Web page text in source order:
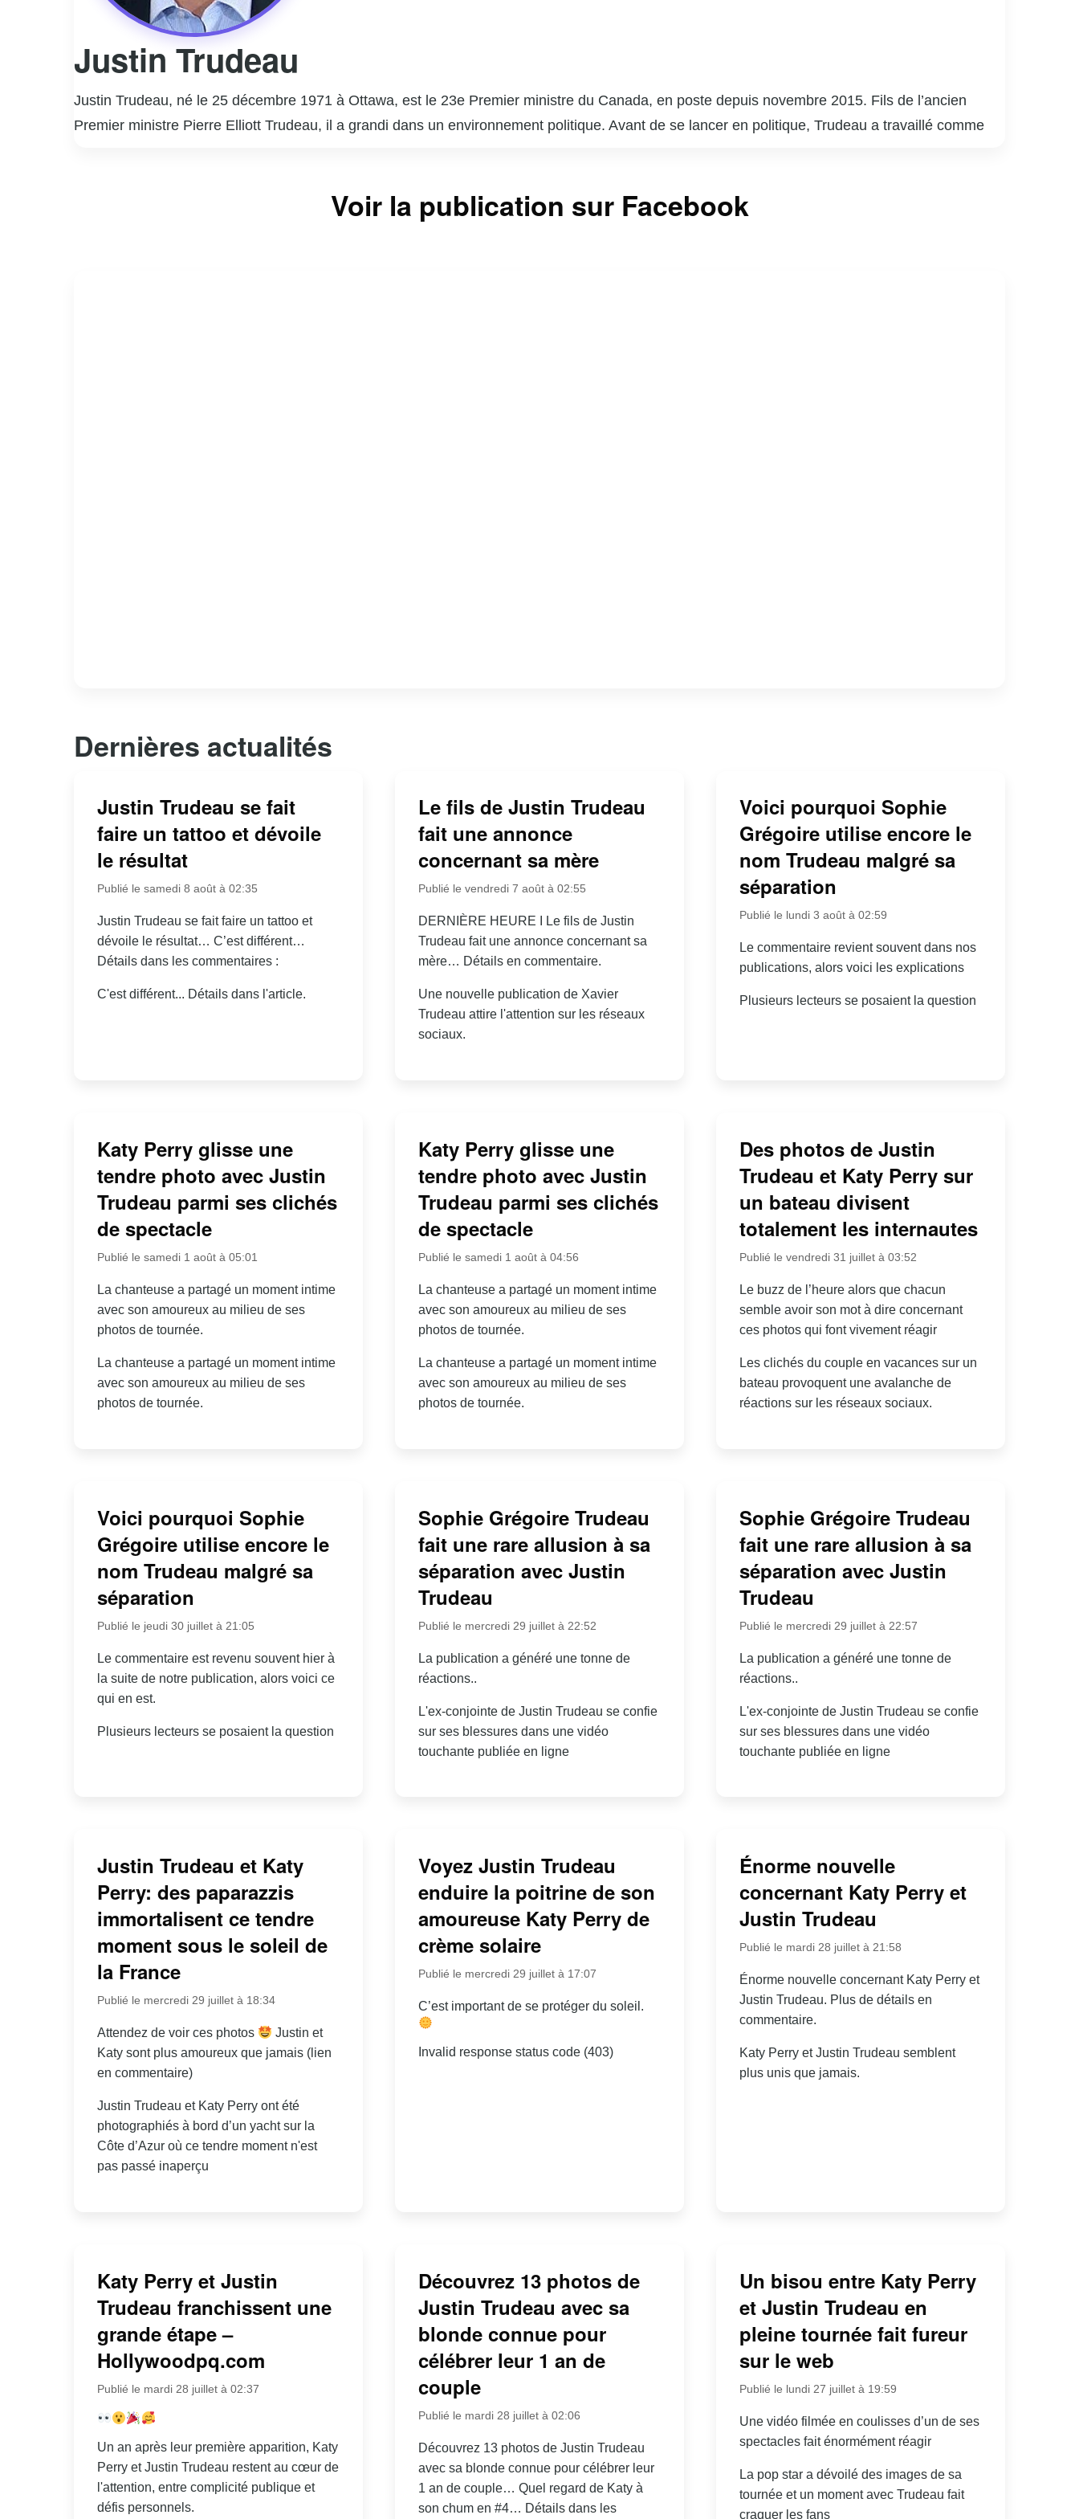
Justin Trudeau
Justin Trudeau, né le 25 décembre 1971 à Ottawa, est le 23e Premier ministre du Canada, en poste depuis novembre 2015. Fils de l’ancien
Premier ministre Pierre Elliott Trudeau, il a grandi dans un environnement politique. Avant de se lancer en politique, Trudeau a travaillé comme
remporté une majorité parlementaire en 2015 et a été réélu en 2019 et 2021, bien que cette fois avec des gouvernements minoritaires. Trudeau
est également connu pour ses politiques en matière de diversité et d’immigration, ainsi que pour son engagement envers les peuples
Voir la publication sur Facebook
Dernières actualités
Justin Trudeau se fait
faire un tattoo et dévoile
le résultat
Publié le samedi 8 août à 02:35
Justin Trudeau se fait faire un tattoo et
dévoile le résultat… C’est différent…
Détails dans les commentaires :
C'est différent... Détails dans l'article.
Le fils de Justin Trudeau
fait une annonce
concernant sa mère
Publié le vendredi 7 août à 02:55
DERNIÈRE HEURE I Le fils de Justin
Trudeau fait une annonce concernant sa
mère… Détails en commentaire.
Une nouvelle publication de Xavier
Trudeau attire l'attention sur les réseaux
sociaux.
Voici pourquoi Sophie
Grégoire utilise encore le
nom Trudeau malgré sa
séparation
Publié le lundi 3 août à 02:59
Le commentaire revient souvent dans nos
publications, alors voici les explications
Plusieurs lecteurs se posaient la question
Katy Perry glisse une
tendre photo avec Justin
Trudeau parmi ses clichés
de spectacle
Publié le samedi 1 août à 05:01
La chanteuse a partagé un moment intime
avec son amoureux au milieu de ses
photos de tournée.
La chanteuse a partagé un moment intime
avec son amoureux au milieu de ses
photos de tournée.
Katy Perry glisse une
tendre photo avec Justin
Trudeau parmi ses clichés
de spectacle
Publié le samedi 1 août à 04:56
La chanteuse a partagé un moment intime
avec son amoureux au milieu de ses
photos de tournée.
La chanteuse a partagé un moment intime
avec son amoureux au milieu de ses
photos de tournée.
Des photos de Justin
Trudeau et Katy Perry sur
un bateau divisent
totalement les internautes
Publié le vendredi 31 juillet à 03:52
Le buzz de l’heure alors que chacun
semble avoir son mot à dire concernant
ces photos qui font vivement réagir
Les clichés du couple en vacances sur un
bateau provoquent une avalanche de
réactions sur les réseaux sociaux.
Voici pourquoi Sophie
Grégoire utilise encore le
nom Trudeau malgré sa
séparation
Publié le jeudi 30 juillet à 21:05
Le commentaire est revenu souvent hier à
la suite de notre publication, alors voici ce
qui en est.
Plusieurs lecteurs se posaient la question
Sophie Grégoire Trudeau
fait une rare allusion à sa
séparation avec Justin
Trudeau
Publié le mercredi 29 juillet à 22:52
La publication a généré une tonne de
réactions..
L'ex-conjointe de Justin Trudeau se confie
sur ses blessures dans une vidéo
touchante publiée en ligne
Sophie Grégoire Trudeau
fait une rare allusion à sa
séparation avec Justin
Trudeau
Publié le mercredi 29 juillet à 22:57
La publication a généré une tonne de
réactions..
L'ex-conjointe de Justin Trudeau se confie
sur ses blessures dans une vidéo
touchante publiée en ligne
Justin Trudeau et Katy
Perry: des paparazzis
immortalisent ce tendre
moment sous le soleil de
la France
Publié le mercredi 29 juillet à 18:34
Attendez de voir ces photos
Justin et
Katy sont plus amoureux que jamais (lien
en commentaire)
Justin Trudeau et Katy Perry ont été
photographiés à bord d’un yacht sur la
Côte d’Azur où ce tendre moment n'est
pas passé inaperçu
Voyez Justin Trudeau
enduire la poitrine de son
amoureuse Katy Perry de
crème solaire
Publié le mercredi 29 juillet à 17:07
C’est important de se protéger du soleil.
Invalid response status code (403)
Énorme nouvelle
concernant Katy Perry et
Justin Trudeau
Publié le mardi 28 juillet à 21:58
Énorme nouvelle concernant Katy Perry et
Justin Trudeau. Plus de détails en
commentaire.
Katy Perry et Justin Trudeau semblent
plus unis que jamais.
Katy Perry et Justin
Trudeau franchissent une
grande étape –
Hollywoodpq.com
Publié le mardi 28 juillet à 02:37
Un an après leur première apparition, Katy
Perry et Justin Trudeau restent au cœur de
l'attention, entre complicité publique et
défis personnels.
Découvrez 13 photos de
Justin Trudeau avec sa
blonde connue pour
célébrer leur 1 an de
couple
Publié le mardi 28 juillet à 02:06
Découvrez 13 photos de Justin Trudeau
avec sa blonde connue pour célébrer leur
1 an de couple… Quel regard de Katy à
son chum en #4… Détails dans les
Un bisou entre Katy Perry
et Justin Trudeau en
pleine tournée fait fureur
sur le web
Publié le lundi 27 juillet à 19:59
Une vidéo filmée en coulisses d’un de ses
spectacles fait énormément réagir
La pop star a dévoilé des images de sa
tournée et un moment avec Trudeau fait
craquer les fans